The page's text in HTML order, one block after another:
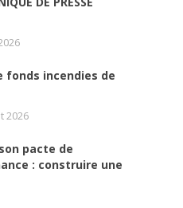
fonds incendies de
2026
pacte de
: construire une